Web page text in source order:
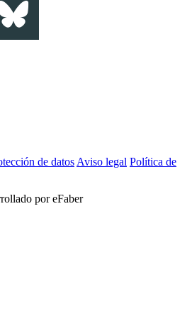
de datos Aviso legal Política de
por eFaber